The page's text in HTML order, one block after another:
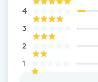
Fettreducering
Fibromassage
Fillers
4
3
2
1